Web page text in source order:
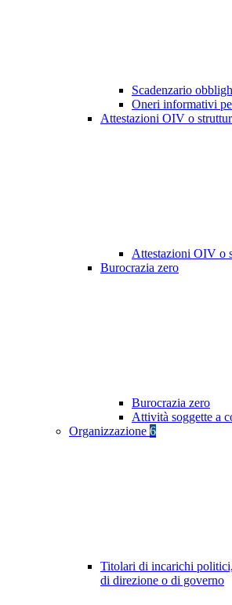
Scadenzario
Oneri informativi
Attestazioni OIV o
Attestazioni OIV o
Burocrazia zero
Burocrazia zero
Attività soggette a
Organizzazione 6
Titolari di incarichi
di direzione o di governo